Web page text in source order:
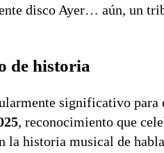
disco Ayer… aún, un
de historia
significativo
, reconocimiento que
la historia musical de